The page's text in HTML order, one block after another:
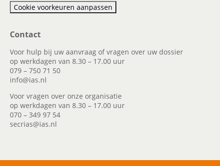
Cookie voorkeuren aanpassen
Contact
Voor hulp bij uw aanvraag of vragen over uw dossier
op werkdagen van 8.30 – 17.00 uur
079 – 750 71 50
info@ias.nl
Voor vragen over onze organisatie
op werkdagen van 8.30 – 17.00 uur
070 – 349 97 54
secrias@ias.nl